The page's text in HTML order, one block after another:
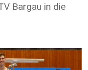
Bargau in die